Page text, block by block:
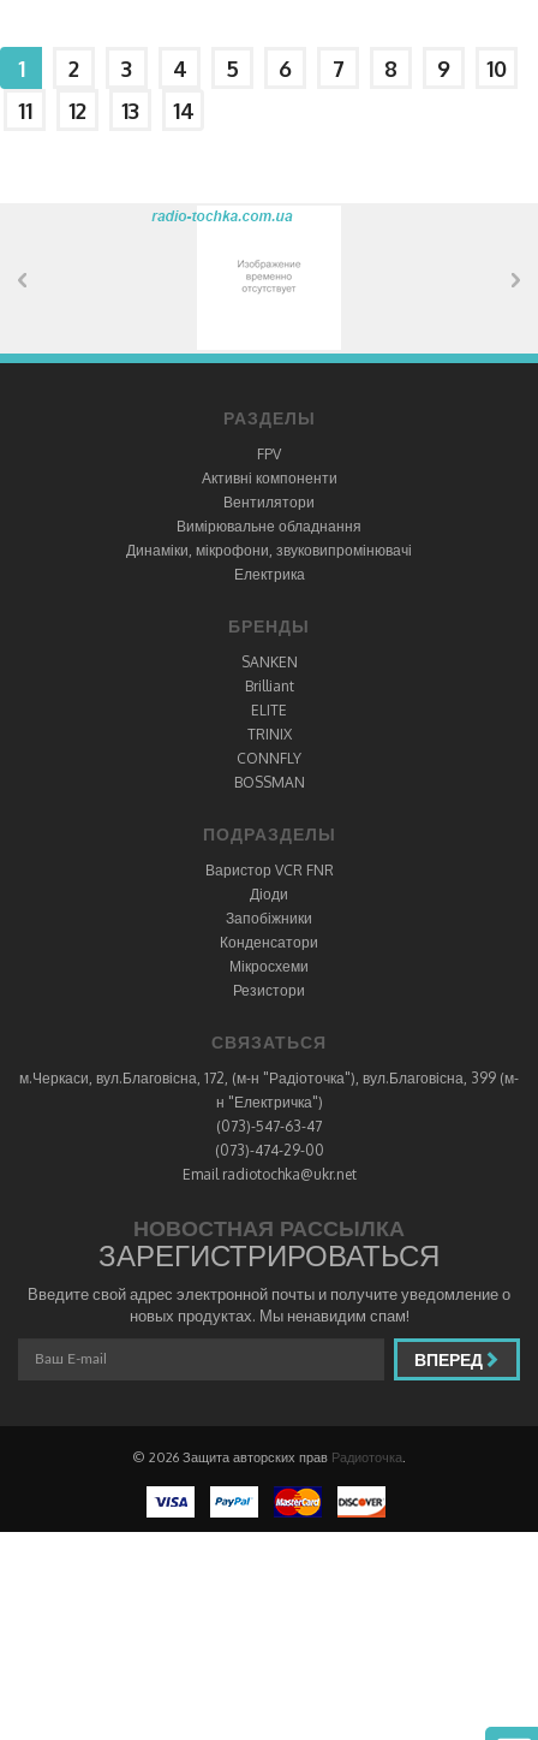
1 2 3 4 5 6 7 8 9
10
11
12 13 14
РАЗДЕЛЫ
FPV
Активні компоненти
Вентилятори
Вимірювальне обладнання
Динаміки, мікрофони, звуковипромінювачі
Електрика
БРЕНДЫ
SANKEN
Brilliant
ELITE
TRINIX
CONNFLY
BOSSMAN
ПОДРАЗДЕЛЫ
Варистор VCR FNR
Діоди
Запобіжники
Конденсатори
Мікросхеми
Резистори
СВЯЗАТЬСЯ
м.Черкаси, вул.Благовісна, 172, (м-н "Радіоточка"), вул.Благовісна, 399 (м-
н "Електричка")
(073)-547-63-47
(073)-474-29-00
Email radiotochka@ukr.net
НОВОСТНАЯ РАССЫЛКА
ЗАРЕГИСТРИРОВАТЬСЯ
Введите свой адрес электронной почты и получите уведомление о
новых продуктах. Мы ненавидим спам!
ВПЕРЕД
© 2026 Защита авторских прав Радиоточка.